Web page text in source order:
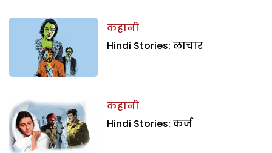
कहानी
Hindi Stories: लाचार
कहानी
Hindi Stories: कर्ज